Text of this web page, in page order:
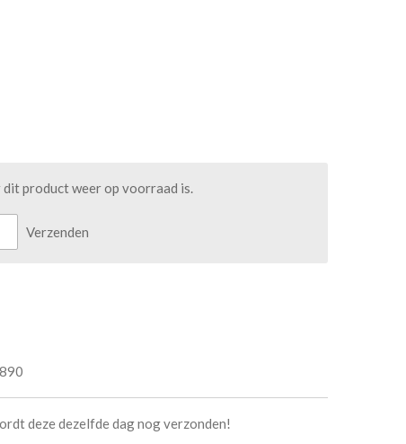
dit product weer op voorraad is.
Verzenden
deze dezelfde dag nog verzonden!